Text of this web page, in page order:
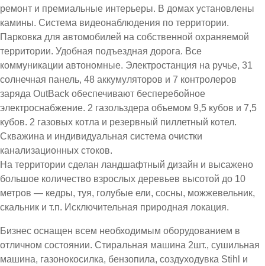
ремонт и премиальные интерьеры. В домах установлены
камины. Система видеонаблюдения по территории.
Парковка для автомобилей на собственной охраняемой
территории. Удобная подъездная дорога. Все
коммуникации автономные. Электростанция на ручье, 31
солнечная панель, 48 аккумуляторов и 7 контролеров
заряда OutBack обеспечивают бесперебойное
электроснабжение. 2 газольздера объемом 9,5 кубов и 7,5
кубов. 2 газовых котла и резервный пиллетный котел.
Скважина и индивидуальная система очистки
канализационных стоков.
На территории сделан ландшафтный дизайн и высажено
большое количество взрослых деревьев высотой до 10
метров — кедры, туя, голубые ели, сосны, можжевельник,
скальник и т.п. Исключительная природная локация.
Бизнес оснащен всем необходимым оборудованием в
отличном состоянии. Стиральная машина 2шт., сушильная
машина, газонокосилка, бензопила, создуходувка Stihl и